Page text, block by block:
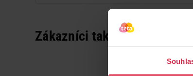
Zákazníci také často nakupují